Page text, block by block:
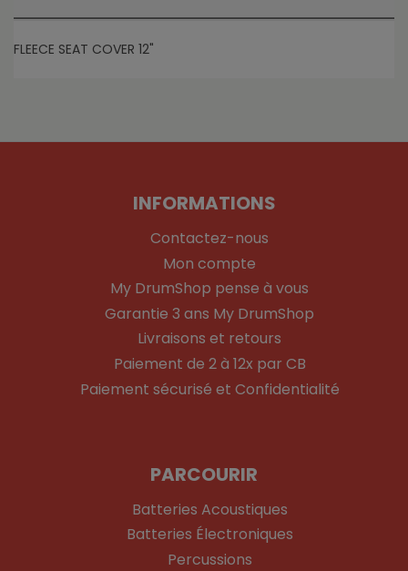
FLEECE SEAT COVER 12"
INFORMATIONS
Contactez-nous
Mon compte
My DrumShop pense à vous
Garantie 3 ans My DrumShop
Livraisons et retours
Paiement de 2 à 12x par CB
Paiement sécurisé et Confidentialité
PARCOURIR
Batteries Acoustiques
Batteries Électroniques
Percussions